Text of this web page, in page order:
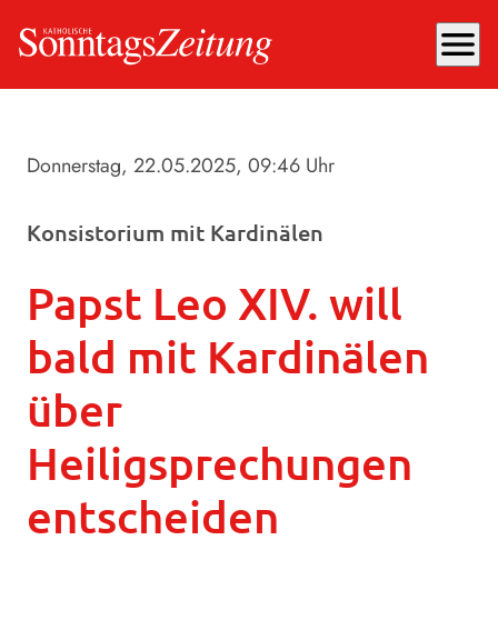
menu
Donnerstag, 22.05.2025, 09:46 Uhr
Konsistorium mit Kardinälen
Papst Leo XIV. will
bald mit Kardinälen
über
Heiligsprechungen
entscheiden